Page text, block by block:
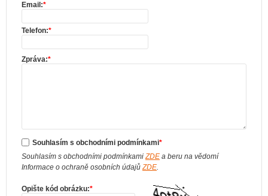
Email:*
Telefon:*
Zpráva:*
Souhlasím s obchodními podmínkami*
Souhlasím s obchodními podmínkamiZDE a beru na vědomí
Informace o ochraně osobních údajůZDE.
Opište kód obrázku:*